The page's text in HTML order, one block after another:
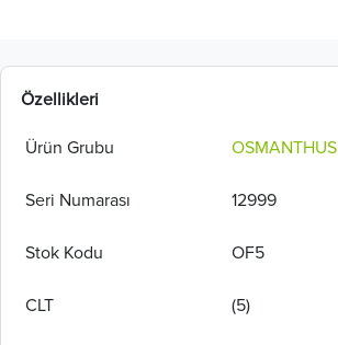
Özellikleri
Ürün Grubu OSMANTHUS
Seri Numarası 12999
Stok Kodu OF5
CLT (5)